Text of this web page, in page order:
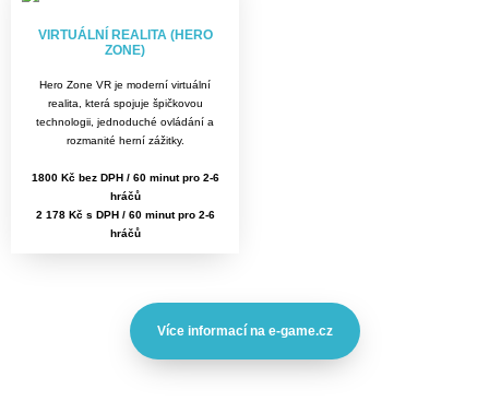
VIRTUÁLNÍ REALITA (HERO
ZONE)
Hero Zone VR je moderní virtuální
realita, která spojuje špičkovou
technologii, jednoduché ovládání a
rozmanité herní zážitky.
1800 Kč bez DPH / 60 minut pro 2-6
hráčů
2 178 Kč s DPH / 60 minut pro 2-6
hráčů
Více informací na e-game.cz